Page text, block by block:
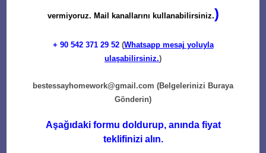
vermiyoruz. Mail kanallarını kullanabilirsiniz.)
+ 90 542 371 29 52(Whatsapp mesaj yoluyla
ulaşabilirsiniz.)
bestessayhomework@gmail.com (Belgelerinizi Buraya
Gönderin)
Aşağıdaki formu doldurup, anında fiyat
teklifinizi alın.